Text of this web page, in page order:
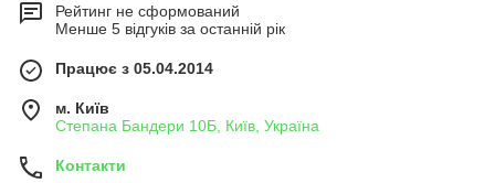
Рейтинг не сформований
Менше 5 відгуків за останній рік
Працює з 05.04.2014
м. Київ
Степана Бандери 10Б, Київ, Україна
Контакти